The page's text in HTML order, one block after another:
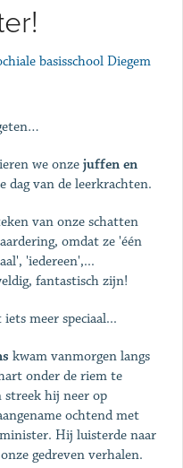
basisschool Diegem
we onze juffen en
dag van de leerkrachten.
van onze schatten
omdat ze 'één
'iedereen',...
fantastisch zijn!
meer speciaal...
kwam vanmorgen langs
onder de riem te
streek hij neer op
ochtend met
Hij luisterde naar
gedreven verhalen.